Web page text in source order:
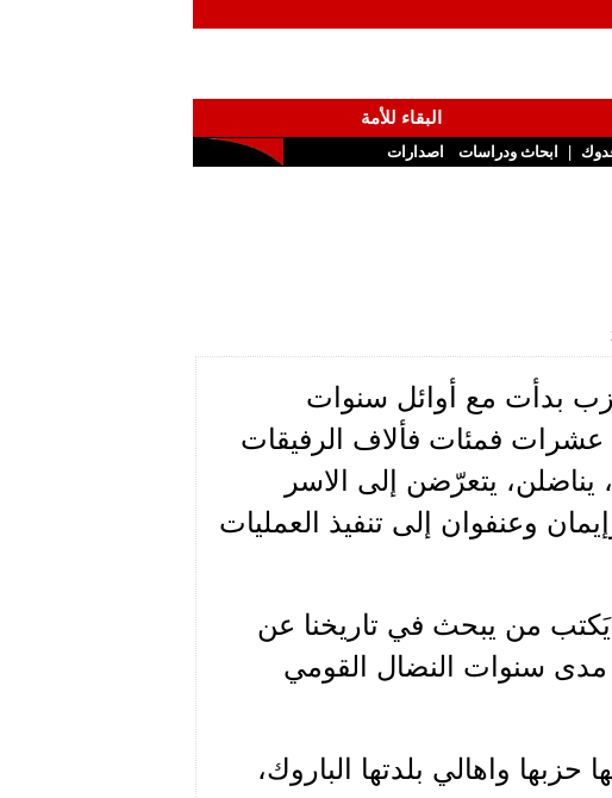
البقاء للأمة
| ابحاث ودراسات اصدارات
بدأت مع أوائل سنوات
عشرات فمئات فألاف الرفيقات
يتعرّضن إلى الاسر
وعنفوان إلى تنفيذ العمليات
من يبحث في تاريخنا عن
مدى سنوات النضال القومي
واهالي بلدتها الباروك،